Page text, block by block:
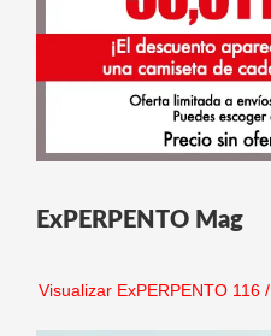
ExPERPENTO Mag
Visualizar ExPERPENTO 116/